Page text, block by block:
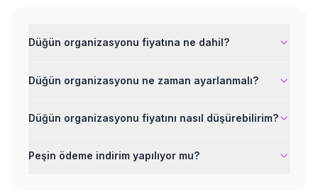
Düğün organizasyonu fiyatına ne dahil?
Düğün organizasyonu ne zaman ayarlanmalı?
Düğün organizasyonu fiyatını nasıl düşürebilirim?
Peşin ödeme indirim yapılıyor mu?